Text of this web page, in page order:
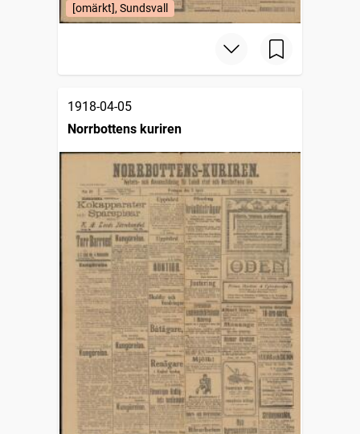
[omärkt], Sundsvall
1918-04-05
Norrbottens kuriren